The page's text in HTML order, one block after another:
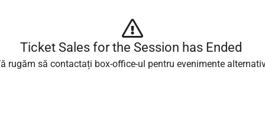
Ticket Sales for the Session has Ended
rugăm să contactați box-office-ul pentru evenimente